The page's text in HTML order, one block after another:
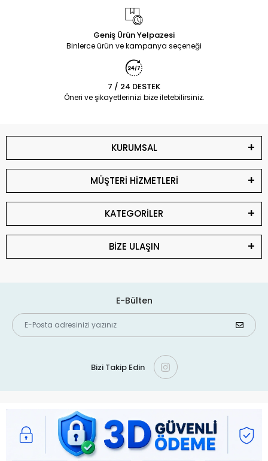
Geniş Ürün Yelpazesi
Binlerce ürün ve kampanya seçeneği
7 / 24 DESTEK
Öneri ve şikayetlerinizi bize iletebilirsiniz.
KURUMSAL
MÜŞTERİ HİZMETLERİ
KATEGORİLER
BİZE ULAŞIN
E-Bülten
Bizi Takip Edin